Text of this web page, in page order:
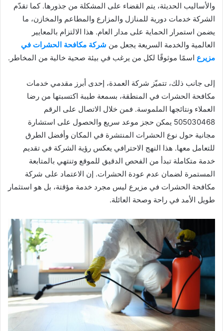
والأساليب الحديثة، يتم القضاء على المشكلة من جذورها. كما تقدّم
الشركة خدمات دورية للمنازل والمزارع والمطاعم والمخازن، ما
يضمن استمرار الحماية على مدار العام. هذا الالتزام بالمعايير
العالمية والخدمة السريعة يجعل من شركة مكافحة الحشرات في
مزيرع اسمًا موثوقًا لكل من يرغب في بيئة صحية خالية من المخاطر.
إلى جانب ذلك، تتميّز شركة العمدة، إحدى أبرز مقدمي خدمات
مكافحة الحشرات في المنطقة، بسمعة طيبة اكتسبتها من رضا
العملاء ونتائجها الملموسة. فمن خلال الاتصال على الرقم
505030468 يمكن حجز موعد سريع والحصول على استشارة
مجانية حول نوع الحشرات المنتشرة في المكان وأفضل الطرق
للتعامل معها. هذا النهج الاحترافي يعكس رؤية الشركة في تقديم
خدمة متكاملة تبدأ من الفحص الدقيق للموقع وتنتهي بالمتابعة
المستمرة لضمان عدم عودة الحشرات. إن الاعتماد على شركة
مكافحة الحشرات في مزيرع ليس مجرد خدمة مؤقتة، بل هو استثمار
طويل الأمد في راحة وصحة العائلة.